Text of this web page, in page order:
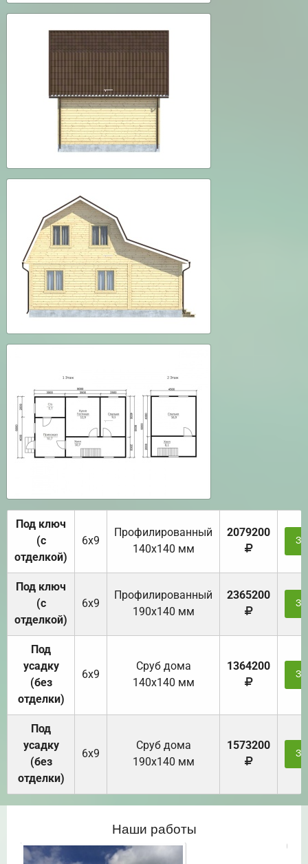
Под ключ
(с
отделкой)
6х9
Профилированный
140х140 мм
2079200
Под ключ
(с
отделкой)
6х9
Профилированный
190х140 мм
2365200
Под
усадку
(без
отделки)
6х9
Cруб дома
140х140 мм
1364200
Под
усадку
(без
отделки)
6х9
Cруб дома
190х140 мм
1573200
Наши работы